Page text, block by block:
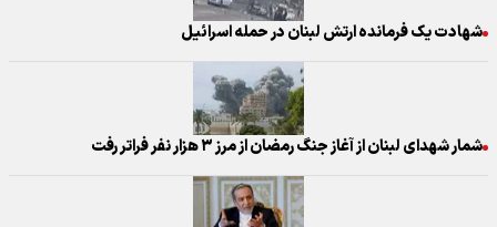
شهادت یک فرمانده ارتش لبنان در حمله اسرائیل
شمار شهدای لبنان از آغاز جنگ رمضان از مرز ۳ هزار نفر فراتر رفت